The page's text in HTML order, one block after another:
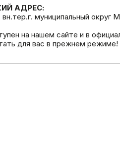
АДРЕС:
муниципальный
на нашем сайте и в
для вас в прежнем режиме!